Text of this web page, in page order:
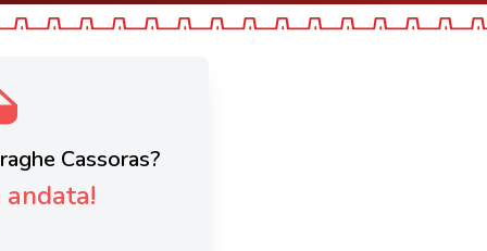
Cassoras?
andata!